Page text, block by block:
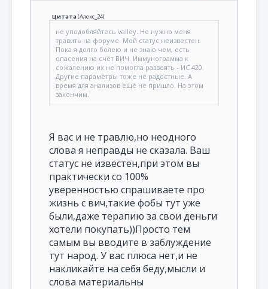
Цитата(Алекс_24)
не уподобляйтесь valley. Не нужно меня
травить на форуме. Мой статус неизвестен.
Пока я долго болею и не знаю чем, есть
опасения на счёт ВИЧ. Иммунограмма к
сожалению их не помогла развеять - ИС 420.
Другие параметры тоже не радостные. А
время для анализов ещё не пришло. На этом
закончим.
Я вас и не травлю,но неодного
слова я неправды не сказала. Ваш
статус не известен,при этом вы
практически со 100%
уверенностью спрашиваете про
жизнь с вич,такие фобы тут уже
были,даже терапию за свои деньги
хотели покупать))Просто тем
самым вы вводите в заблуждение
тут народ. У вас плюса нет,и не
накликайте на себя беду,мысли и
слова материальны